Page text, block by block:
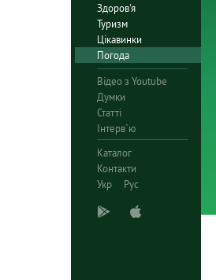
Здоров'я
Туризм
Цікавинки
Погода
Відео з Youtube
Думки
Статті
Інтерв`ю
Каталог
Контакти
Укр
Рус